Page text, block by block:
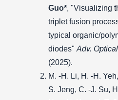
Guo*, "Visualizing
triplet fusion
typical organic/
diodes" Adv.
(2025).
M. -H. Li, H. -H.
S. Jeng, C. -J. Su,